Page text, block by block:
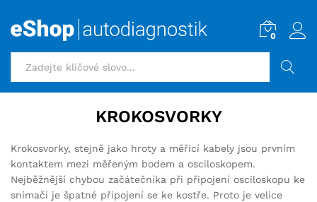
0
KROKOSVORKY
Krokosvorky, stejně jako hroty a měřicí kabely jsou prvním
kontaktem mezi měřeným bodem a osciloskopem.
Nejběžnější chybou začátečníka při připojení osciloskopu ke
snímači je špatné připojení se ke kostře. Proto je velice